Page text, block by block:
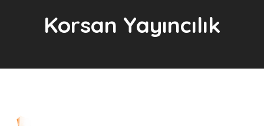
Korsan Yayıncılık